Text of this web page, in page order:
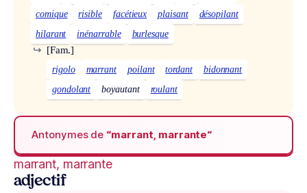
comique
risible facétieux plaisant
désopilant
hilarant
inénarrable burlesque
[Fam.]
↪
rigolo marrant poilant tordant
bidonnant
gondolant
boyautant roulant
Antonymes de “marrant, marrante“
marrant, marrante
adjectif